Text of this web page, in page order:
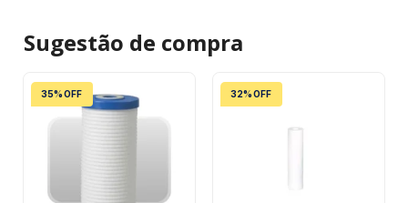
Sugestão de compra
35% OFF 32% OFF